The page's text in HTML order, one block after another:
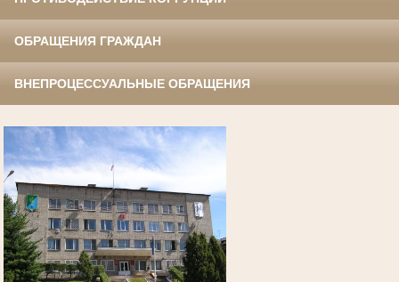
ОБРАЩЕНИЯ ГРАЖДАН
ВНЕПРОЦЕССУАЛЬНЫЕ ОБРАЩЕНИЯ